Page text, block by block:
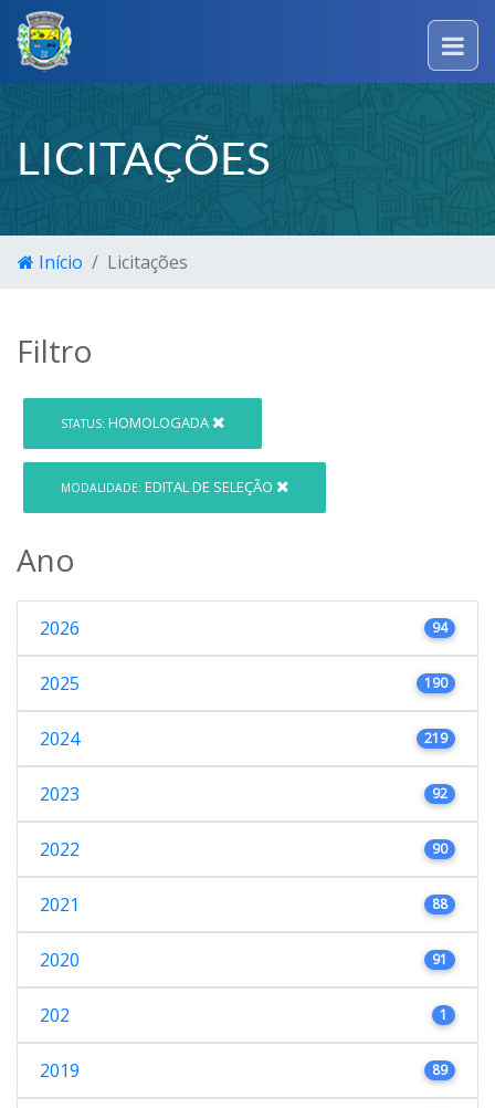
LICITAÇÕES
Início Licitações
Filtro
STATUS: HOMOLOGADA
MODALIDADE: EDITAL DE SELEÇÃO
Ano
2026 94
2025 190
2024 219
2023 92
2022 90
2021 88
2020 91
202 1
2019 89